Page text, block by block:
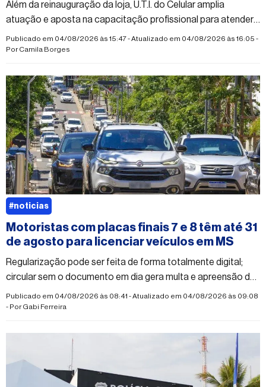
Além da reinauguração da loja, U.T.I. do Celular amplia
atuação e aposta na capacitação profissional para atender
à crescente demanda do mercado
Publicado em 04/08/2026 às 15:47 - Atualizado em 04/08/2026 às 16:05 -
PorCamila Borges
Motoristas com placas finais 7 e 8 têm até 31
de agosto para licenciar veículos em MS
Regularização pode ser feita de forma totalmente digital;
circular sem o documento em dia gera multa e apreensão do
veículo
Publicado em 04/08/2026 às 08:41 - Atualizado em 04/08/2026 às 09:08
- PorGabi Ferreira
#noticias